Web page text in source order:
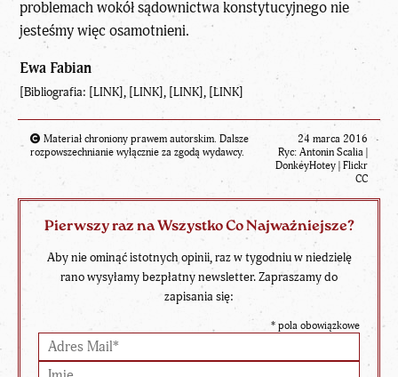
problemach wokół sądownictwa konstytucyjnego nie
jesteśmy więc osamotnieni.
Ewa Fabian
[Bibliografia: [LINK], [LINK ], [LINK ], [LINK
Materiał chroniony prawem autorskim. Dalsze
rozpowszechnianie wyłącznie za zgodą wydawcy.
24 marca 2016
Ryc: Antonin Scalia
DonkeyHotey |Flickr
CC
Pierwszy raz na Wszystko Co Najważniejsze?
Aby nie ominąć istotnych opinii, raz w tygodniu w niedzielę
rano wysyłamy bezpłatny newsletter. Zapraszamy do
zapisania się:
* pola obowiązkowe